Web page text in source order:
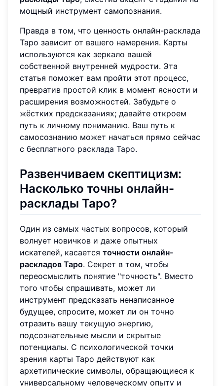
мощный инструмент самопознания.
Правда в том, что ценность онлайн-расклада
Таро зависит от вашего намерения. Карты
используются как зеркало вашей
собственной внутренней мудрости. Эта
статья поможет вам пройти этот процесс,
превратив простой клик в момент ясности и
расширения возможностей. Забудьте о
жёстких предсказаниях; давайте откроем
путь к личному пониманию. Ваш путь к
самосознанию может начаться прямо сейчас
с бесплатного расклада Таро.
Развенчиваем скептицизм:
Насколько точны онлайн-
расклады Таро?
Один из самых частых вопросов, который
волнует новичков и даже опытных
искателей, касается точности онлайн-
раскладов Таро. Секрет в том, чтобы
переосмыслить понятие "точность". Вместо
того чтобы спрашивать, может ли
инструмент предсказать ненаписанное
будущее, спросите, может ли он точно
отразить вашу текущую энергию,
подсознательные мысли и скрытые
потенциалы. С психологической точки
зрения карты Таро действуют как
архетипические символы, обращающиеся к
универсальному человеческому опыту и